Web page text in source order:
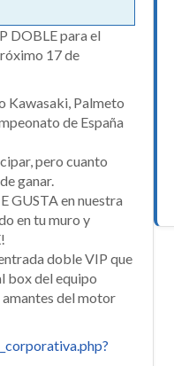
DOBLE para el
17 de
Kawasaki, Palmeto
de España
pero cuanto
ganar.
GUSTA en nuestra
en tu muro y
doble VIP que
box del equipo
del motor